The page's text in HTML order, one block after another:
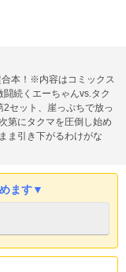
本！※内容はコミックス
続くエーちゃんvs.タク
セット、崖っぷちで放っ
第にタクマを圧倒し始め
ま引き下がるわけがな
ます▼